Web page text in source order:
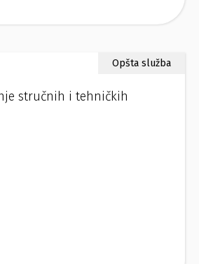
Opšta služba
stručnih i tehničkih